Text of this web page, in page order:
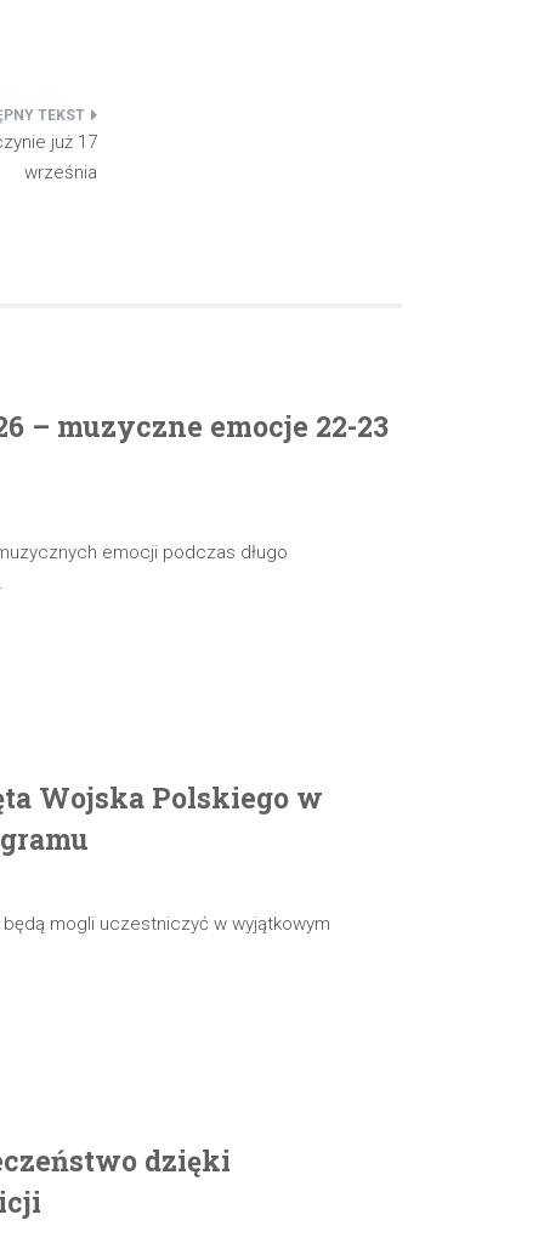
już 17
września
– muzyczne emocje 22-23
emocji podczas długo
Wojska Polskiego w
mogli uczestniczyć w wyjątkowym
dzięki